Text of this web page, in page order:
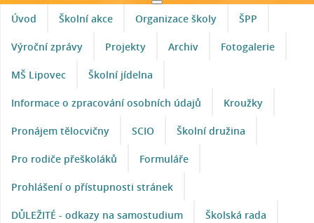
Úvod Školní akce Organizace školy ŠPP
Výroční zprávy Projekty Archiv Fotogalerie
MŠ Lipovec Školní jídelna
Informace o zpracování osobních údajů Kroužky
Pronájem tělocvičny SCIO Školní družina
Pro rodiče přeškoláků Formuláře
Prohlášení o přístupnosti stránek
DŮLEŽITÉ - odkazy na samostudium Školská rada